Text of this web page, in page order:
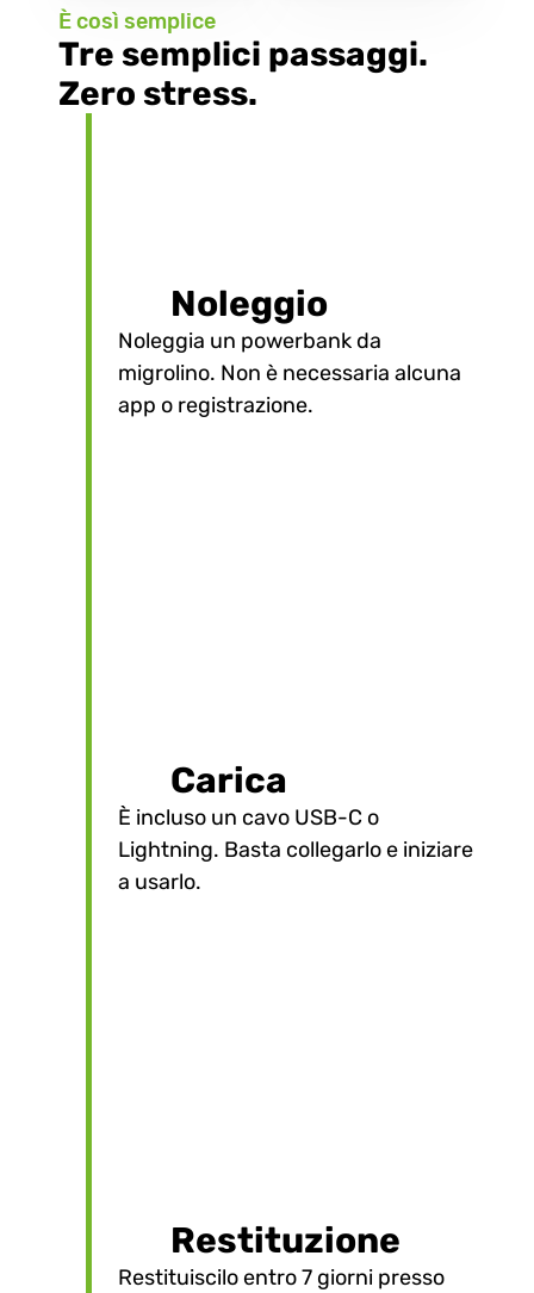
È così semplice
Tre semplici passaggi.
Zero stress.
Noleggio
Noleggia un powerbank da
migrolino. Non è necessaria alcuna
app o registrazione.
Carica
È incluso un cavo USB-C o
Lightning. Basta collegarlo e iniziare
a usarlo.
Restituzione
Restituiscilo entro 7 giorni presso